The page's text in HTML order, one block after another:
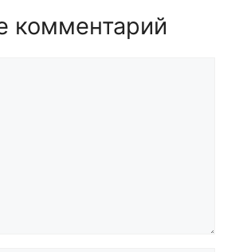
комментарий